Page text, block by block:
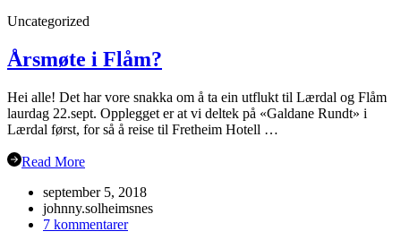
Uncategorized
Årsmøte i Flåm?
Hei alle! Det har vore snakka om å ta ein utflukt til Lærdal og Flåm
laurdag 22.sept. Opplegget er at vi deltek på «Galdane Rundt» i
Lærdal først, for så å reise til Fretheim Hotell …
Read More
september 5, 2018
johnny.solheimsnes
7 kommentarertil